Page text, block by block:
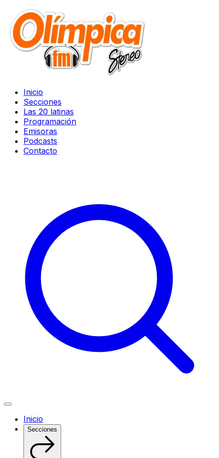
Inicio
Secciones
Las 20 latinas
Programación
Emisoras
Podcasts
Contacto
Inicio
Secciones